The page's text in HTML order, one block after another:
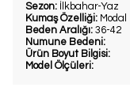
Sezon: İlkbahar-Yaz
Kumaş Özelliği: Modal
Beden Aralığı: 36-42
Numune Bedeni:
Ürün Boyut Bilgisi:
Model Ölçüleri: